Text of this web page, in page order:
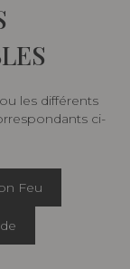
les différents
ci-
Feu